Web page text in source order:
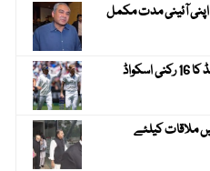
اپنی آئینی مدت مکمل
پاکستان کیخلاف ٹیسٹ سیریز ، انگلینڈ کا 16 رکنی اسکواڈ
ملاقات کیلئے